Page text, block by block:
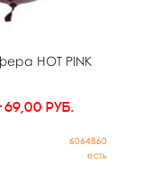
HOT PINK
69,00руб.
6064860
есть